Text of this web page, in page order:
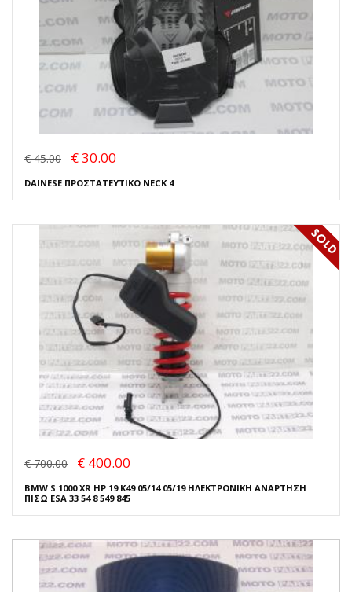
€ 45.00 € 30.00
DAINESE ΠΡΟΣΤΑΤΕΥΤΙΚΟ NECK 4
€ 700.00 € 400.00
BMW S 1000 XR HP 19 K49 05/14 05/19 ΗΛΕΚΤΡΟΝΙΚΗ ΑΝΑΡΤΗΣΗ
ΠΙΣΩ ESA 33 54 8 549 845